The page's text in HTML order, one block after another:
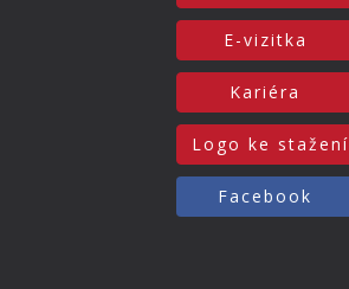
E-vizitka
Kariéra
Logo ke stažení
Facebook